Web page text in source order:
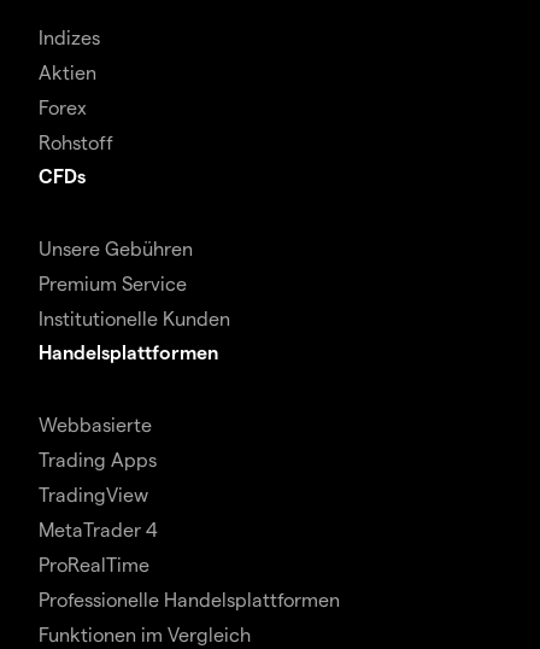
Indizes
Aktien
Forex
Rohstoff
CFDs
Unsere Gebühren
Premium Service
Institutionelle Kunden
Handelsplattformen
Webbasierte
Trading Apps
TradingView
MetaTrader 4
ProRealTime
Professionelle Handelsplattformen
Funktionen im Vergleich